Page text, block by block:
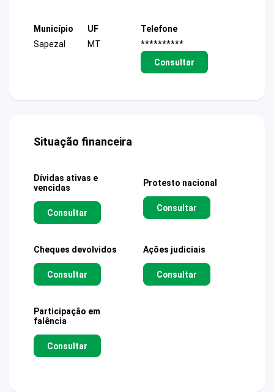
Município
Sapezal
UF
MT
Telefone
**********
Consultar
Situação financeira
Dívidas ativas e
vencidas
Consultar
Protesto nacional
Consultar
Cheques devolvidos
Consultar
Ações judiciais
Consultar
Participação em
falência
Consultar